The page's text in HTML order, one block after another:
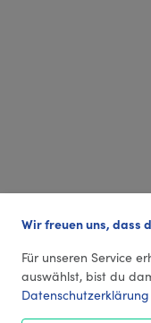
Wir freuen uns, dass
Für unseren Service
auswählst, bist du
Datenschutzerklärung